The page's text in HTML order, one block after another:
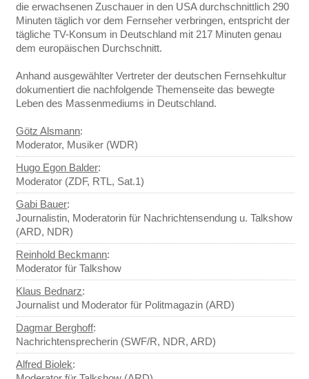
die erwachsenen Zuschauer in den USA durchschnittlich 290
Minuten täglich vor dem Fernseher verbringen, entspricht der
tägliche TV-Konsum in Deutschland mit 217 Minuten genau
dem europäischen Durchschnitt.
Anhand ausgewählter Vertreter der deutschen Fernsehkultur
dokumentiert die nachfolgende Themenseite das bewegte
Leben des Massenmediums in Deutschland.
Götz Alsmann:
Moderator, Musiker (WDR)
Hugo Egon Balder:
Moderator (ZDF, RTL, Sat.1)
Gabi Bauer:
Journalistin, Moderatorin für Nachrichtensendung u. Talkshow
(ARD, NDR)
Reinhold Beckmann:
Moderator für Talkshow
Klaus Bednarz:
Journalist und Moderator für Politmagazin (ARD)
Dagmar Berghoff:
Nachrichtensprecherin (SWF/R, NDR, ARD)
Alfred Biolek: